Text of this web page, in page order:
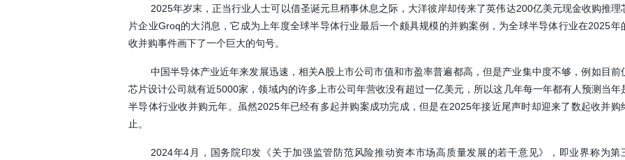
2025年岁末，正当行业人士可以借圣诞元旦稍事休息之际，大洋彼岸却传来了英伟达200亿美元现金收购推理
片企业Groq的大消息，它成为上年度全球半导体行业最后一个颇具规模的并购案例，为全球半导体行业在2025年
收并购事件画下了一个巨大的句号。
中国半导体产业近年来发展迅速，相关A股上市公司市值和市盈率普遍都高，但是产业集中度不够，例如目前
芯片设计公司就有近5000家，领域内的许多上市公司年营收没有超过一亿美元，所以这几年每一年都有人预测当年
半导体行业收并购元年。虽然2025年已经有多起并购案成功完成，但是在2025年接近尾声时却迎来了数起收并购
止。
2024年4月，国务院印发《关于加强监管防范风险推动资本市场高质量发展的若干意见》，即业界称为第